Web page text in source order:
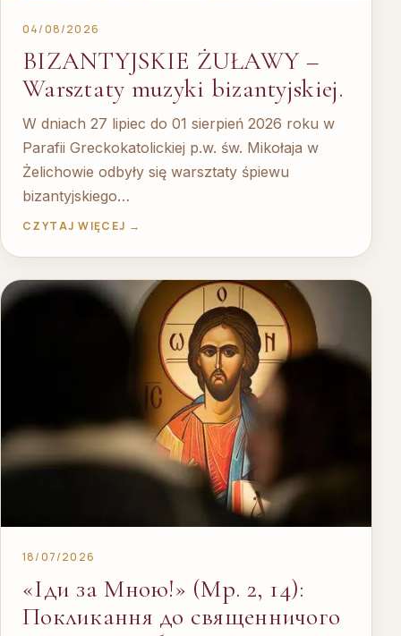
04/08/2026
BIZANTYJSKIE ŻUŁAWY –
Warsztaty muzyki bizantyjskiej.
W dniach 27 lipiec do 01 sierpień 2026 roku w
Parafii Greckokatolickiej p.w. św. Mikołaja w
Żelichowie odbyły się warsztaty śpiewu
bizantyjskiego…
CZYTAJ WIĘCEJ →
18/07/2026
«Іди за Мною!» (Мр. 2, 14):
Покликання до священничого